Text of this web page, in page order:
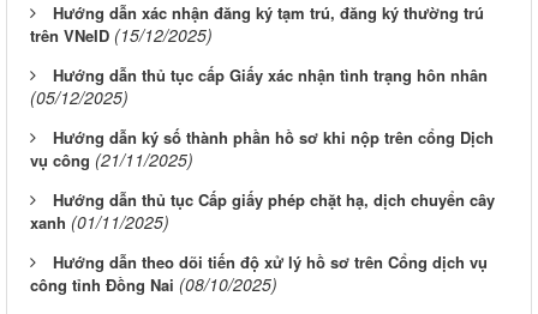
Hướng dẫn xác nhận đăng ký tạm trú, đăng ký thường trú
trên VNeID (15/12/2025)
Hướng dẫn thủ tục cấp Giấy xác nhận tình trạng hôn nhân
(05/12/2025)
Hướng dẫn ký số thành phần hồ sơ khi nộp trên cổng Dịch
vụ công (21/11/2025)
Hướng dẫn thủ tục Cấp giấy phép chặt hạ, dịch chuyển cây
xanh (01/11/2025)
Hướng dẫn theo dõi tiến độ xử lý hồ sơ trên Cổng dịch vụ
công tỉnh Đồng Nai (08/10/2025)